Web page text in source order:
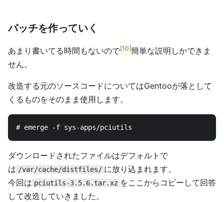
パッチを作っていく
あまり書いてる時間もないので 10 簡単な説明しかできま
せん。
改造する元のソースコードについてはGentooが落として
くるものをそのまま使用します。
ダウンロードされたファイルはデフォルトで
は /var/cache/distfiles/ に放り込まれます。
今回は pciutils-3.5.6.tar.xz をここからコピーして回答
して改造していきました。